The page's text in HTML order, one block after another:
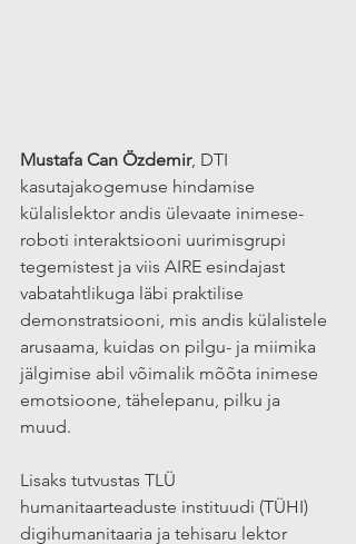
Mustafa Can Özdemir, DTI
kasutajakogemuse hindamise
külalislektor andis ülevaate inimese-
roboti interaktsiooni uurimisgrupi
tegemistest ja viis AIRE esindajast
vabatahtlikuga läbi praktilise
demonstratsiooni, mis andis külalistele
arusaama, kuidas on pilgu- ja miimika
jälgimise abil võimalik mõõta inimese
emotsioone, tähelepanu, pilku ja
muud.
Lisaks tutvustas TLÜ
humanitaarteaduste instituudi (TÜHI)
digihumanitaaria ja tehisaru lektor